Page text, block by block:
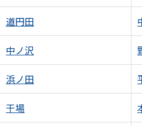
道円田
中ノ沢
浜ノ田
干場